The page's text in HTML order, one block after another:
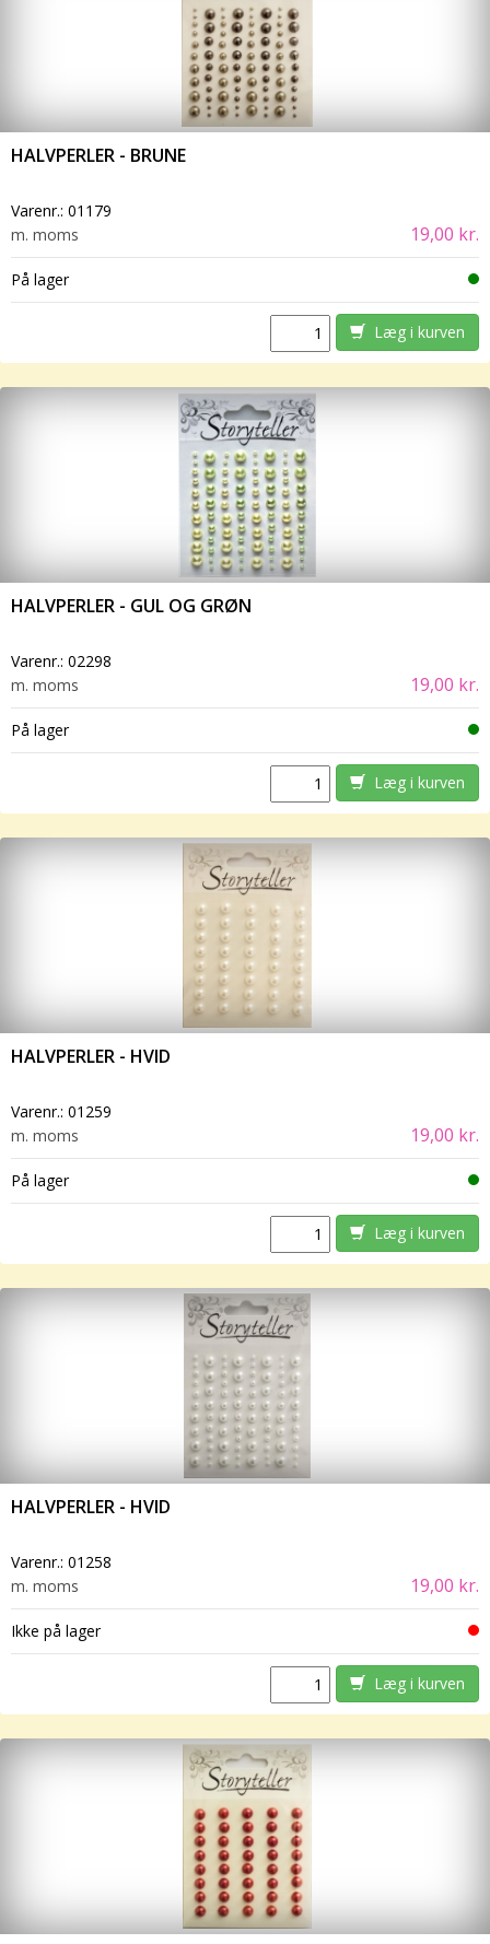
HALVPERLER - BRUNE
Varenr.: 01179
m. moms
19,00 kr.
På lager
Læg i kurven
HALVPERLER - GUL OG GRØN
Varenr.: 02298
m. moms
19,00 kr.
På lager
Læg i kurven
HALVPERLER - HVID
Varenr.: 01259
m. moms
19,00 kr.
På lager
Læg i kurven
HALVPERLER - HVID
Varenr.: 01258
m. moms
19,00 kr.
Ikke på lager
Læg i kurven